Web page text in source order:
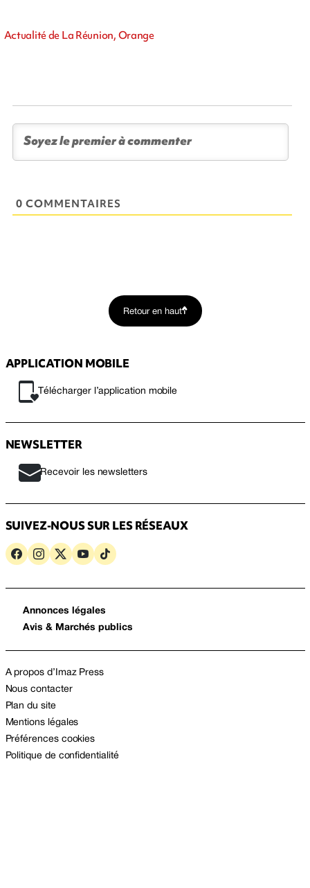
Actualité de La Réunion, Orange
0 COMMENTAIRES
Retour en haut
APPLICATION MOBILE
Télécharger l’application mobile
NEWSLETTER
Recevoir les newsletters
SUIVEZ-NOUS SUR LES RÉSEAUX
Annonces légales
Avis & Marchés publics
A propos d’Imaz Press
Nous contacter
Plan du site
Mentions légales
Préférences cookies
Politique de confidentialité